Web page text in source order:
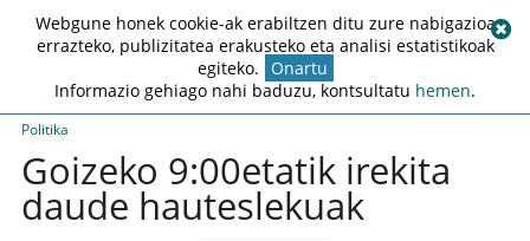
Politika
Goizeko 9:00etatik irekita
daude hauteslekuak
Webgune honek cookie-ak erabiltzen ditu zure nabigazioa
errazteko, publizitatea erakusteko eta analisi estatistikoak
egiteko. Onartu
Informazio gehiago nahi baduzu, kontsultatu hemen.